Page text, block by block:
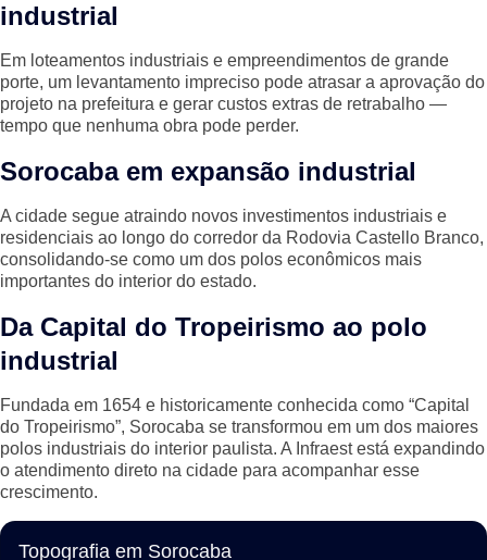
industrial
Em loteamentos industriais e empreendimentos de grande
porte, um levantamento impreciso pode atrasar a aprovação do
projeto na prefeitura e gerar custos extras de retrabalho —
tempo que nenhuma obra pode perder.
Sorocaba em expansão industrial
A cidade segue atraindo novos investimentos industriais e
residenciais ao longo do corredor da Rodovia Castello Branco,
consolidando-se como um dos polos econômicos mais
importantes do interior do estado.
Da Capital do Tropeirismo ao polo
industrial
Fundada em 1654 e historicamente conhecida como “Capital
do Tropeirismo”, Sorocaba se transformou em um dos maiores
polos industriais do interior paulista. A Infraest está expandindo
o atendimento direto na cidade para acompanhar esse
crescimento.
Topografia em Sorocaba